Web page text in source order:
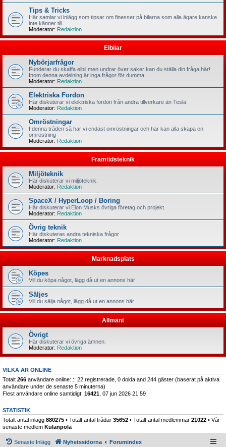
Tips & Tricks
Här samlar vi inlägg som tipsar om finesser på bilarna som alla ägare kanske
inte känner till.
Moderator: Redaktion
Elbilar
Nybörjarfrågor
Funderar du skaffa elbil men undrar över saker kan du ställa din fråga här!
Inom denna avdelning är inga frågor för dumma.
Moderator: Redaktion
Elektriska Fordon
Här diskuterar vi elektriska fordon från andra tillverkare än Tesla
Moderator: Redaktion
Omröstningar
I denna tråden så har vi endast omröstningar och här kan alla skapa en
omröstning
Moderator: Redaktion
Framtidsteknik
Miljöteknik
Här diskuterar vi miljöteknik.
Moderator: Redaktion
SpaceX / HyperLoop / Boring
Här diskuterar vi Elon Musks övriga företag och projekt.
Moderator: Redaktion
Övrig teknik
Här diskuteras andra tekniska frågor
Moderator: Redaktion
Marknadsplats
Köpes
Vill du köpa något, lägg då ut en annons här
Säljes
Vill du sälja något, lägg då ut en annons här
Allmänt
Övrigt
Här diskuterar vi övriga ämnen.
Moderator: Redaktion
VILKA ÄR ONLINE
Totalt 266 användare online: :: 22 registrerade, 0 dolda and 244 gäster (baserat på aktiva
användare under de senaste 5 minuterna)
Flest användare online samtidigt: 16421 , 07 jun 2026 21:59
STATISTIK
Totalt antal inlägg 880275 • Totalt antal trådar 35652 • Totalt antal medlemmar 21022 • Vår
senaste medlem Kulanpola
Senaste Inlägg Nyhetssidorna Forumindex